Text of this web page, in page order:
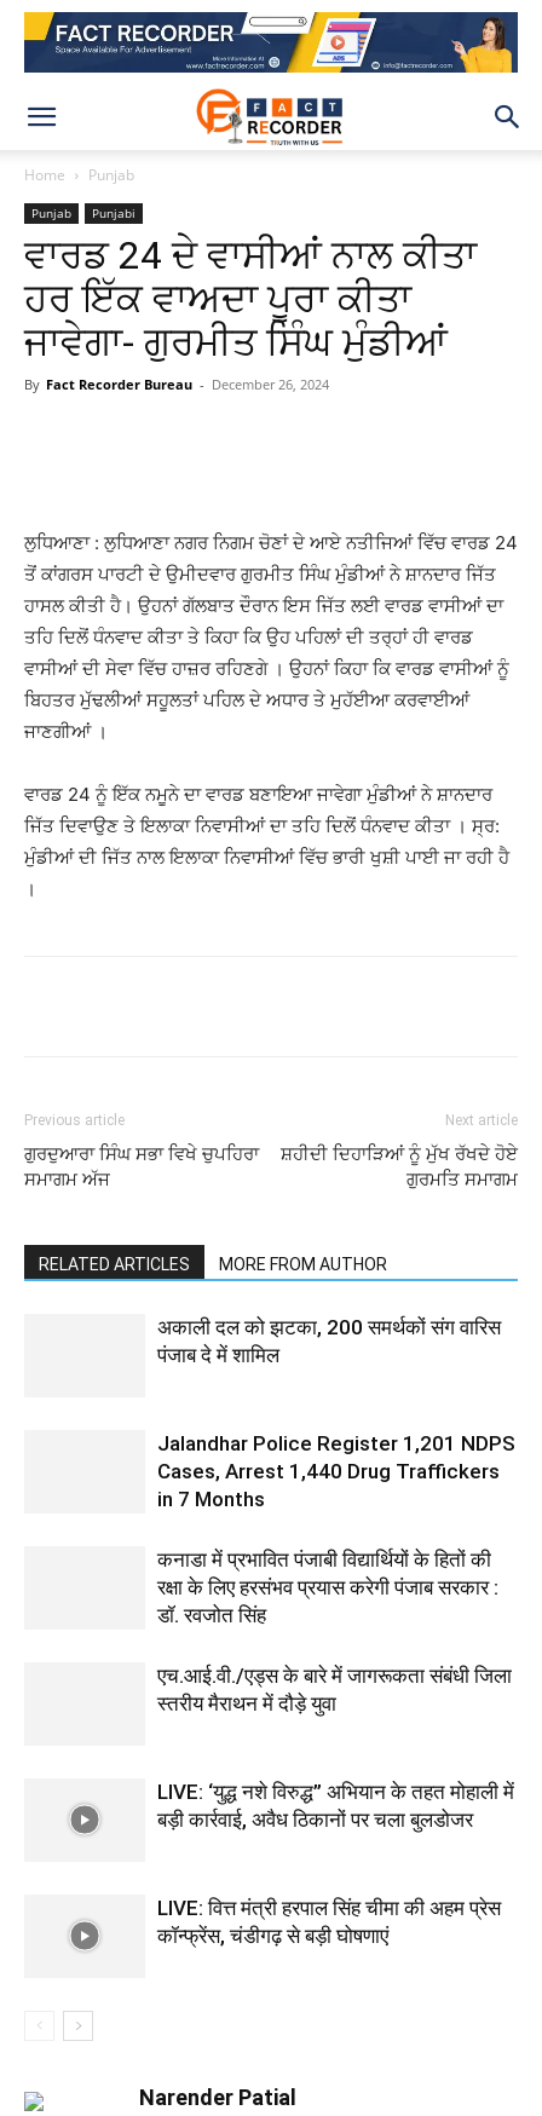
Home Punjab
Punjab Punjabi
ਵਾਰਡ 24 ਦੇ ਵਾਸੀਆਂ ਨਾਲ ਕੀਤਾ
ਹਰ ਇੱਕ ਵਾਅਦਾ ਪੂਰਾ ਕੀਤਾ
ਜਾਵੇਗਾ- ਗੁਰਮੀਤ ਸਿੰਘ ਮੁੰਡੀਆਂ
By Fact Recorder Bureau - December 26, 2024
ਲੁਧਿਆਣਾ : ਲੁਧਿਆਣਾ ਨਗਰ ਨਿਗਮ ਚੋਣਾਂ ਦੇ ਆਏ ਨਤੀਜਿਆਂ ਵਿੱਚ ਵਾਰਡ 24
ਤੋਂ ਕਾਂਗਰਸ ਪਾਰਟੀ ਦੇ ਉਮੀਦਵਾਰ ਗੁਰਮੀਤ ਸਿੰਘ ਮੁੰਡੀਆਂ ਨੇ ਸ਼ਾਨਦਾਰ ਜਿੱਤ
ਹਾਸਲ ਕੀਤੀ ਹੈ। ਉਹਨਾਂ ਗੱਲਬਾਤ ਦੌਰਾਨ ਇਸ ਜਿੱਤ ਲਈ ਵਾਰਡ ਵਾਸੀਆਂ ਦਾ
ਤਹਿ ਦਿਲੋਂ ਧੰਨਵਾਦ ਕੀਤਾ ਤੇ ਕਿਹਾ ਕਿ ਉਹ ਪਹਿਲਾਂ ਦੀ ਤਰ੍ਹਾਂ ਹੀ ਵਾਰਡ
ਵਾਸੀਆਂ ਦੀ ਸੇਵਾ ਵਿੱਚ ਹਾਜ਼ਰ ਰਹਿਣਗੇ । ਉਹਨਾਂ ਕਿਹਾ ਕਿ ਵਾਰਡ ਵਾਸੀਆਂ ਨੂੰ
ਬਿਹਤਰ ਮੁੱਢਲੀਆਂ ਸਹੂਲਤਾਂ ਪਹਿਲ ਦੇ ਅਧਾਰ ਤੇ ਮੁਹੱਈਆ ਕਰਵਾਈਆਂ
ਜਾਣਗੀਆਂ ।
ਵਾਰਡ 24 ਨੂੰ ਇੱਕ ਨਮੂਨੇ ਦਾ ਵਾਰਡ ਬਣਾਇਆ ਜਾਵੇਗਾ ਮੁੰਡੀਆਂ ਨੇ ਸ਼ਾਨਦਾਰ
ਜਿੱਤ ਦਿਵਾਉਣ ਤੇ ਇਲਾਕਾ ਨਿਵਾਸੀਆਂ ਦਾ ਤਹਿ ਦਿਲੋਂ ਧੰਨਵਾਦ ਕੀਤਾ । ਸ੍ਰ:
ਮੁੰਡੀਆਂ ਦੀ ਜਿੱਤ ਨਾਲ ਇਲਾਕਾ ਨਿਵਾਸੀਆਂ ਵਿੱਚ ਭਾਰੀ ਖੁਸ਼ੀ ਪਾਈ ਜਾ ਰਹੀ ਹੈ
।
Previous article
ਗੁਰਦੁਆਰਾ ਸਿੰਘ ਸਭਾ ਵਿਖੇ ਚੁਪਹਿਰਾ
ਸਮਾਗਮ ਅੱਜ
Next article
ਸ਼ਹੀਦੀ ਦਿਹਾੜਿਆਂ ਨੂੰ ਮੁੱਖ ਰੱਖਦੇ ਹੋਏ
ਗੁਰਮਤਿ ਸਮਾਗਮ
RELATED ARTICLES MORE FROM AUTHOR
अकाली दल को झटका, 200 समर्थकों संग वारिस
पंजाब दे में शामिल
Jalandhar Police Register 1,201 NDPS
Cases, Arrest 1,440 Drug Traffickers
in 7 Months
कनाडा में प्रभावित पंजाबी विद्यार्थियों के हितों की
रक्षा के लिए हरसंभव प्रयास करेगी पंजाब सरकार :
डॉ. रवजोत सिंह
एच.आई.वी./एड्स के बारे में जागरूकता संबंधी जिला
स्तरीय मैराथन में दौड़े युवा
LIVE: ‘युद्ध नशे विरुद्ध” अभियान के तहत मोहाली में
बड़ी कार्रवाई, अवैध ठिकानों पर चला बुलडोजर
LIVE: वित्त मंत्री हरपाल सिंह चीमा की अहम प्रेस
कॉन्फ्रेंस, चंडीगढ़ से बड़ी घोषणाएं
Narender Patial